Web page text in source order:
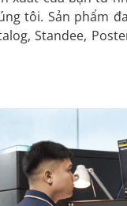
tôi. Sản phẩm
Standee,